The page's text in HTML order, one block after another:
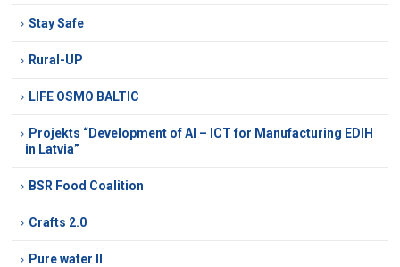
Stay Safe
Rural-UP
LIFE OSMO BALTIC
Projekts “Development of AI – ICT for Manufacturing EDIH
in Latvia”
BSR Food Coalition
Crafts 2.0
Pure water II